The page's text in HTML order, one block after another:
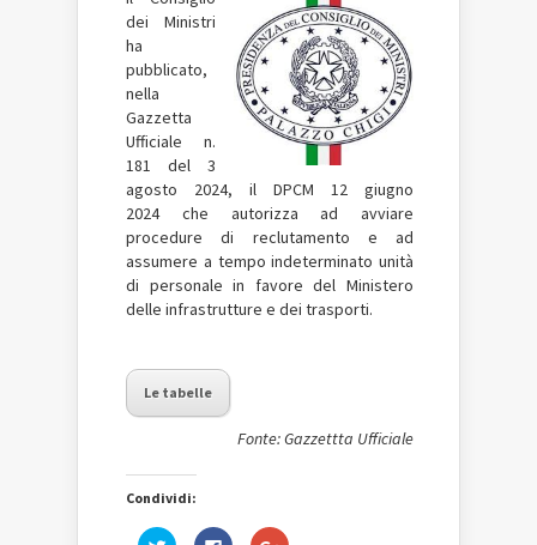
dei Ministri
ha
pubblicato,
nella
Gazzetta
Ufficiale n.
181 del 3
agosto 2024, il DPCM 12 giugno
2024 che autorizza ad avviare
procedure di reclutamento e ad
assumere a tempo indeterminato unità
di personale in favore del Ministero
delle infrastrutture e dei trasporti.
Le tabelle
Fonte: Gazzettta Ufficiale
Condividi: